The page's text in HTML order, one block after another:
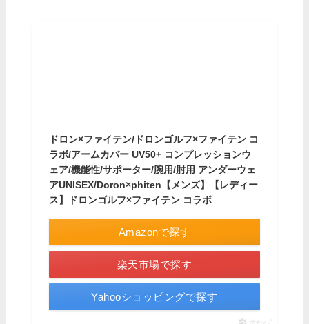
ドロン×ファイテン/ドロンゴルフ×ファイテン コ
ラボ/アームカバー UV50+ コンプレッションウ
ェア/機能性/サポーター/腕用/肘用 アンダーウェ
アUNISEX/Doron×phiten【メンズ】【レディー
ス】ドロンゴルフ×ファイテン コラボ
Amazonで探す
楽天市場で探す
Yahooショッピングで探す
ポチップ